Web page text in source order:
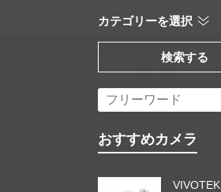
カテゴリーを選択
検索する
おすすめカメラ
VIVOTEK